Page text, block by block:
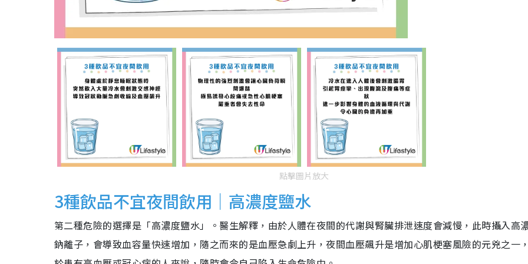
點擊圖片放大
3種飲品不宜夜間飲用｜高濃度鹽水
第二種危險的選擇是「高濃度鹽水」。醫生解釋，由於人體在夜間的代謝與腎臟排泄速度會減慢，此時攝入高
鈉離子，會導致血容量快速增加，隨之而來的是血壓急劇上升，夜間血壓飆升是增加心肌梗塞風險的元兇之一